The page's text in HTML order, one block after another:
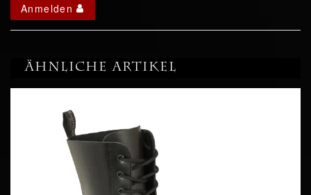
Anmelden
Ähnliche Artikel